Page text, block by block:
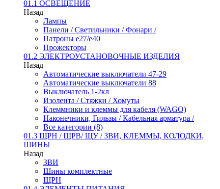
01.1 ОСВЕЩЕНИЕ
Назад
Лампы
Панели / Светильники / Фонари /
Патроны е27/е40
Прожекторы
01.2 ЭЛЕКТРОУСТАНОВОЧНЫЕ ИЗДЕЛИЯ
Назад
Автоматические выключатели 47-29
Автоматические выключатели 88
Выключатель 1-2кл
Изолента / Стяжки / Хомуты
Клеммники и клеммы для кабеля (WAGO)
Наконечники, Гильзы / Кабельная арматура /
Все категории (8)
01.3 ЩРН / ЩРВ/ ЩУ / ЗВИ, КЛЕММЫ, КОЛОДКИ,
ШИНЫ
Назад
ЗВИ
Шины комплектные
ЩРН